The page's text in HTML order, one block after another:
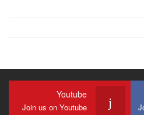
Youtube
Join us on Youtube